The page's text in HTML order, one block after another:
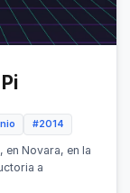
#2014
en Novara, en la
a